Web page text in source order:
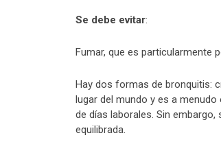
Se debe evitar:
Fumar, que es particularmente
Hay dos formas de bronquitis:
lugar del mundo y es a
de días laborales. Sin
equilibrada.